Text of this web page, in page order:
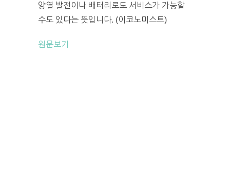
양열 발전이나 배터리로도 서비스가 가능할
수도 있다는 뜻입니다. (이코노미스트)
원문보기